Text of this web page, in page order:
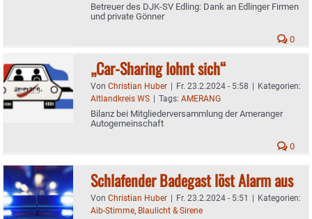
Betreuer des DJK-SV Edling: Dank an Edlinger Firmen
und private Gönner
0
„Car-Sharing lohnt sich“
Von Christian Huber | Fr. 23.2.2024 - 5:58 | Kategorien:
Altlandkreis WS | Tags: AMERANG
Bilanz bei Mitgliederversammlung der Ameranger
Autogemeinschaft
0
Schlafender Badegast löst Alarm aus
Von Christian Huber | Fr. 23.2.2024 - 5:51 | Kategorien:
Aib-Stimme, Blaulicht & Sirene